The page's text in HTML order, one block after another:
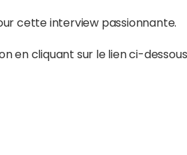
cette interview passionnante.
en cliquant sur le lien ci-